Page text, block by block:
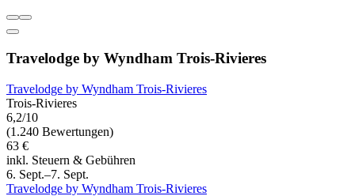
Travelodge by Wyndham Trois-Rivieres
Travelodge by Wyndham Trois-Rivieres
Trois-Rivieres
6,2/10
(1.240 Bewertungen)
63 €
inkl. Steuern & Gebühren
6. Sept.–7. Sept.
Travelodge by Wyndham Trois-Rivieres